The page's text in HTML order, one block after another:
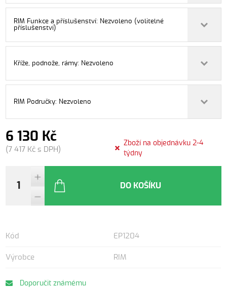
RIM Funkce a příslušenství: Nezvoleno (volitelné
příslušenství)
Kříže, podnože, rámy: Nezvoleno
RIM Područky: Nezvoleno
6 130 Kč
(7 417 Kč s DPH)
Zboží na objednávku 2-4
týdny
DO KOŠÍKU
Kód EP1204
Výrobce RIM
Doporučit známému